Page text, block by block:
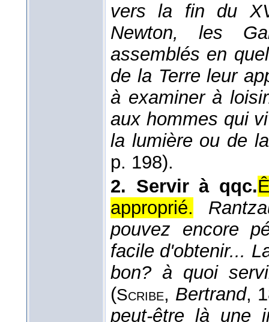
vers la fin du
Newton, les
assemblés en
de la Terre leur
à examiner à
aux hommes qui
la lumière ou de
p. 198).
2. Servir à qqc.
approprié.
pouvez encore
facile d'obtenir...
bon? à quoi
(Scribe, Bertrand,
peut-être là une